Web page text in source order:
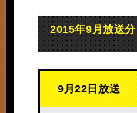
2015年9月放送分
9月22日放送